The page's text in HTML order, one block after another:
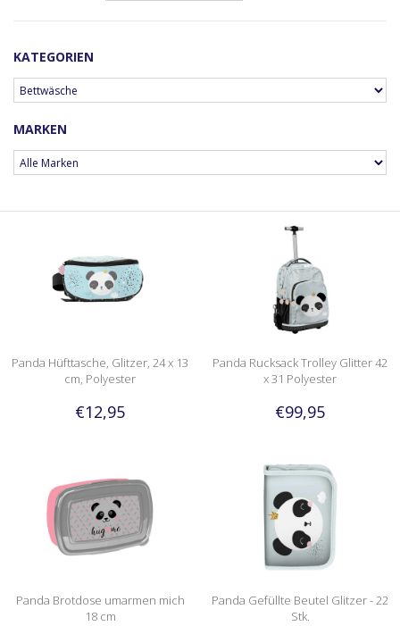
KATEGORIEN
MARKEN
Panda Hüfttasche, Glitzer, 24 x 13
cm, Polyester
€12,95
Panda Rucksack Trolley Glitter 42
x 31 Polyester
€99,95
Panda Brotdose umarmen mich
18 cm
Panda Gefüllte Beutel Glitzer - 22
Stk.